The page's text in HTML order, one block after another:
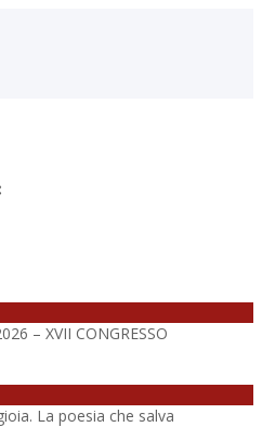
– XVII CONGRESSO
La poesia che salva